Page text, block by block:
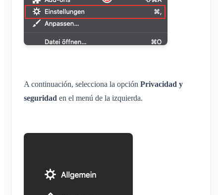
A continuación, selecciona la opción Privacidad y
seguridad en el menú de la izquierda.